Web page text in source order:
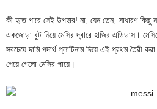
কী হতে পারে সেই উপহার! না, যেন তেন, সাধারণ কিছু
একজোড়া বুট নিয়ে মেসির দ্বারে হাজির এডিডাস।
সবচেয়ে দামি পদার্থ প্লাটিনাম দিয়ে এই প্রথম তৈরী
পেয়ে গেলো মেসির পায়ে।